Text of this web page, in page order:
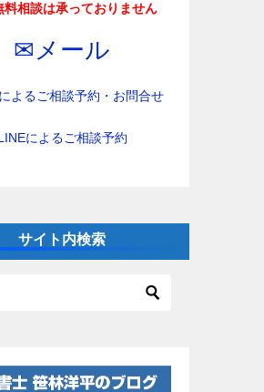
料相談は承っておりません
✉︎メール
よるご相談予約・お問合せ
によるご相談予約
サイト内検索